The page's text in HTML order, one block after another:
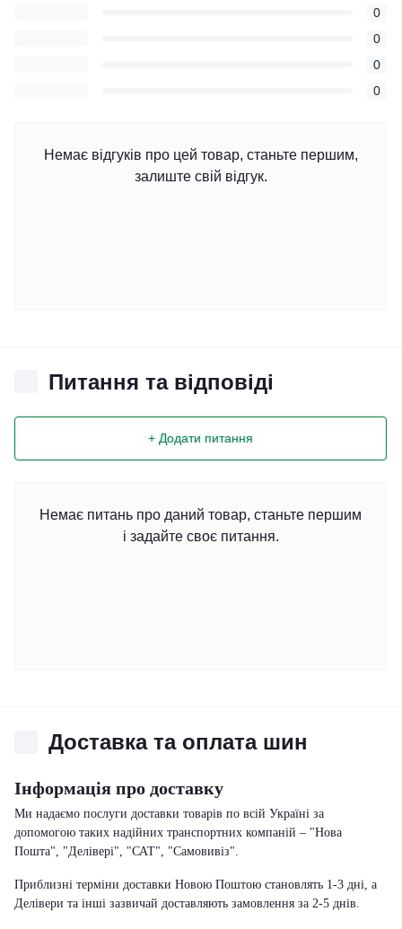
0
0
0
0
Немає відгуків про цей товар, станьте першим,
залиште свій відгук.
Питання та відповіді
+ Додати питання
Немає питань про даний товар, станьте першим
і задайте своє питання.
Доставка та оплата шин
Інформація про доставку
Ми надаємо послуги доставки товарів по всій Україні за
допомогою таких надійних транспортних компаній – "Нова
Пошта", "Делівері", "САТ", "Самовивіз".
Приблизні терміни доставки Новою Поштою становлять 1-3 дні, а
Делівери та інші зазвичай доставляють замовлення за 2-5 днів.